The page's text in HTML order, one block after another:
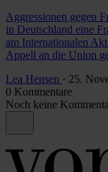
Aggressionen gegen
in Deutschland eine
am Internationalen
Appell an die Union
Lea Hensen · 25.
0 Kommentare
Noch keine